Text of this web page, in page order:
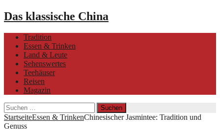
Das klassische China
Tradition
Essen & Trinken
Land & Leute
Sehenswertes
Teehäuser
Reisen
Magazin
Suchen
nach:
StartseiteEssen & TrinkenChinesischer Jasmintee: Tradition und
Genuss